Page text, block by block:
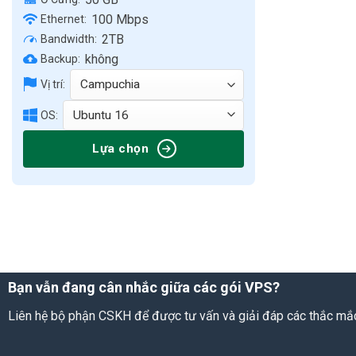
Ethernet: 100 Mbps
Bandwidth: 2TB
Backup: không
Vị trí:
OS:
Lựa chọn
Bạn vẫn đang cân nhắc giữa các gói VPS?
Liên hệ bộ phận CSKH để được tư vấn và giải đáp các thắc